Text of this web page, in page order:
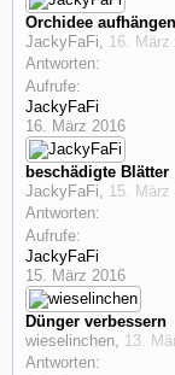
Orchidee aufhängen
JackyFaFi, 16. März
Antworten:
Aufrufe:
JackyFaFi
16. März 2016
beschädigte Blätter
JackyFaFi, 15. März
Antworten:
Aufrufe:
JackyFaFi
15. März 2016
Dünger verbessern
wieselinchen, 13.
Antworten: